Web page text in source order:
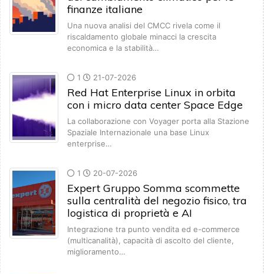
finanze italiane
Una nuova analisi del CMCC rivela come il
riscaldamento globale minacci la crescita
economica e la stabilità…
1 21-07-2026
Red Hat Enterprise Linux in orbita
con i micro data center Space Edge
La collaborazione con Voyager porta alla Stazione
Spaziale Internazionale una base Linux
enterprise…
1 20-07-2026
Expert Gruppo Somma scommette
sulla centralità del negozio fisico, tra
logistica di proprietà e AI
Integrazione tra punto vendita ed e-commerce
(multicanalità), capacità di ascolto del cliente,
miglioramento…